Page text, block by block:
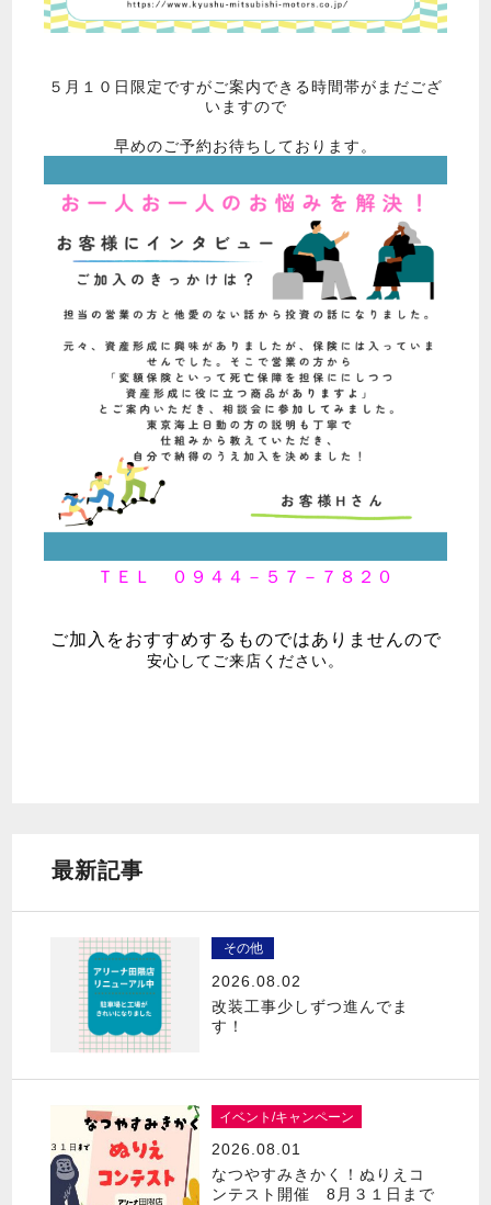
５月１０日限定ですがご案内できる時間帯がまだござ
いますので
早めのご予約お待ちしております。
ＴＥＬ ０９４４－５７－７８２０
ご加入をおすすめするものではありませんので
安心してご来店ください。
最新記事
その他
2026.08.02
改装工事少しずつ進んでま
す！
イベント/キャンペーン
2026.08.01
なつやすみきかく！ぬりえコ
ンテスト開催 8月３１日まで